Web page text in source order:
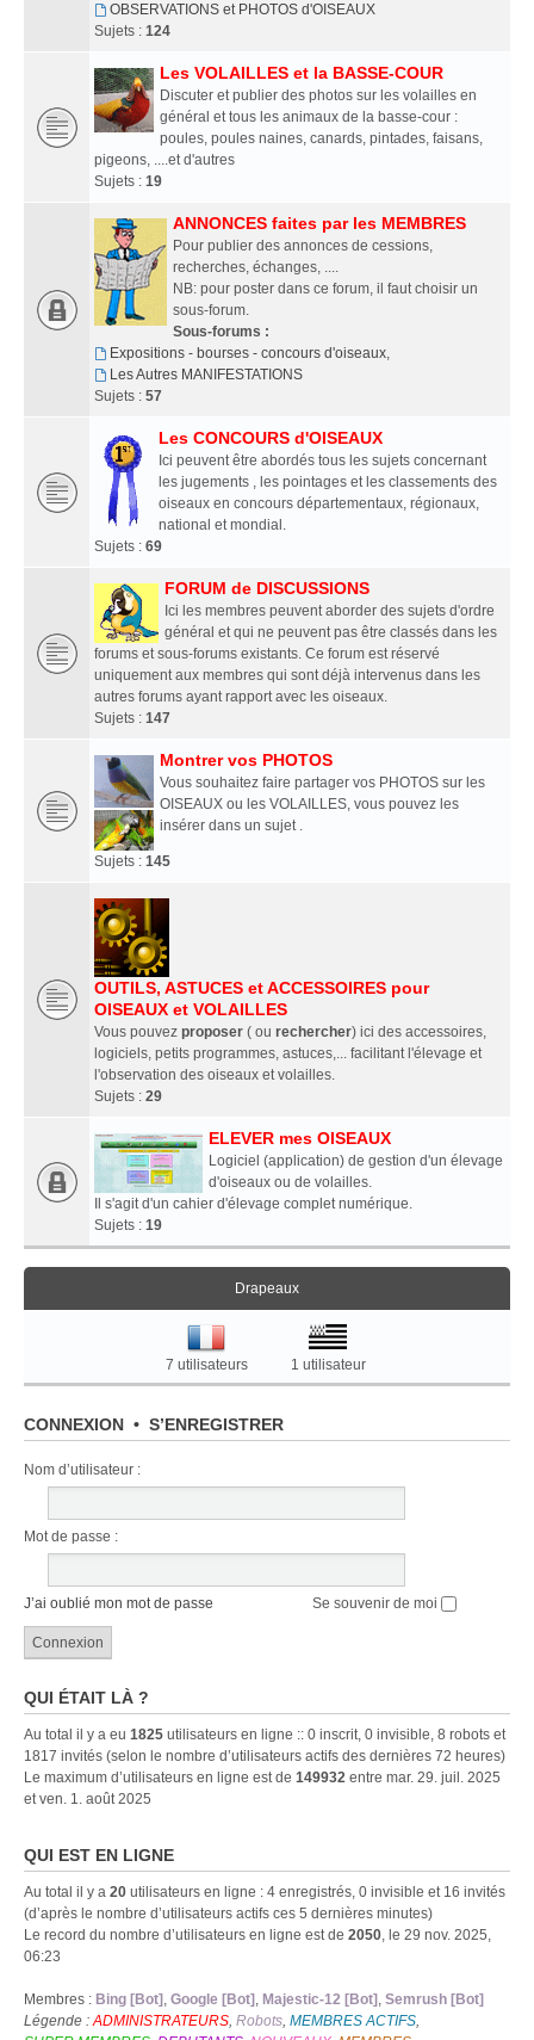
OBSERVATIONS et PHOTOS d'OISEAUX
Sujets : 124
Les VOLAILLES et la BASSE-COUR
Discuter et publier des photos sur les volailles en
général et tous les animaux de la basse-cour :
poules, poules naines, canards, pintades, faisans,
pigeons, ....et d'autres
Sujets : 19
ANNONCES faites par les MEMBRES
Pour publier des annonces de cessions,
recherches, échanges, ....
NB: pour poster dans ce forum, il faut choisir un
sous-forum.
Sous-forums :
Expositions - bourses - concours d'oiseaux,
Les Autres MANIFESTATIONS
Sujets : 57
Les CONCOURS d'OISEAUX
Ici peuvent être abordés tous les sujets concernant
les jugements , les pointages et les classements des
oiseaux en concours départementaux, régionaux,
national et mondial.
Sujets : 69
FORUM de DISCUSSIONS
Ici les membres peuvent aborder des sujets d'ordre
général et qui ne peuvent pas être classés dans les
forums et sous-forums existants. Ce forum est réservé
uniquement aux membres qui sont déjà intervenus dans les
autres forums ayant rapport avec les oiseaux.
Sujets : 147
Montrer vos PHOTOS
Vous souhaitez faire partager vos PHOTOS sur les
OISEAUX ou les VOLAILLES, vous pouvez les
insérer dans un sujet .
Sujets : 145
OUTILS, ASTUCES et ACCESSOIRES pour
OISEAUX et VOLAILLES
Vous pouvez proposer ( ou rechercher) ici des accessoires,
logiciels, petits programmes, astuces,... facilitant l'élevage et
l'observation des oiseaux et volailles.
Sujets : 29
ELEVER mes OISEAUX
Logiciel (application) de gestion d'un élevage
d'oiseaux ou de volailles.
Il s'agit d'un cahier d'élevage complet numérique.
Sujets : 19
Drapeaux
7 utilisateurs 1 utilisateur
CONNEXION • S’ENREGISTRER
Nom d’utilisateur :
Mot de passe :
J’ai oublié mon mot de passe Se souvenir de moi
QUI ÉTAIT LÀ ?
Au total il y a eu 1825 utilisateurs en ligne :: 0 inscrit, 0 invisible, 8 robots et
1817 invités (selon le nombre d’utilisateurs actifs des dernières 72 heures)
Le maximum d’utilisateurs en ligne est de 149932 entre mar. 29. juil. 2025
et ven. 1. août 2025
QUI EST EN LIGNE
Au total il y a 20 utilisateurs en ligne : 4 enregistrés, 0 invisible et 16 invités
(d’après le nombre d’utilisateurs actifs ces 5 dernières minutes)
Le record du nombre d’utilisateurs en ligne est de 2050, le 29 nov. 2025,
06:23
Membres : Bing [Bot] , Google [Bot] , Majestic-12 [Bot] , Semrush [Bot]
Légende :ADMINISTRATEURS, Robots, MEMBRES ACTIFS,